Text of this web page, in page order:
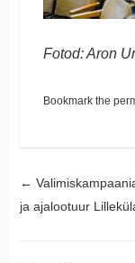
Fotod: Aron
Bookmark the
Post
←
ja ajalootuur